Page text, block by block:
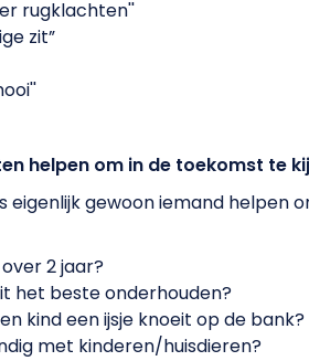
rugklachten''
zit”
helpen om in de toekomst te
eigenlijk gewoon iemand helpen
2 jaar?
het beste onderhouden?
kind een ijsje knoeit op de bank?
met kinderen/huisdieren?